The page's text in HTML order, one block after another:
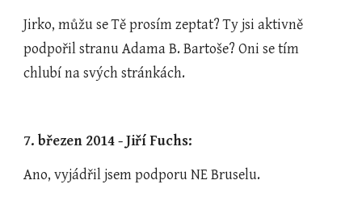
Jirko, můžu se Tě prosím zeptat? Ty jsi aktivně
podpořil stranu Adama B. Bartoše? Oni se tím
chlubí na svých stránkách.
7. březen 2014 - Jiří Fuchs:
Ano, vyjádřil jsem podporu NE Bruselu.